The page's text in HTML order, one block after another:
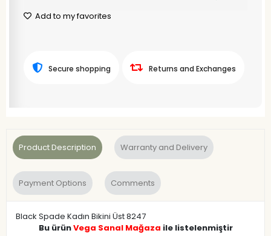
Add to my favorites
Secure shopping Returns and Exchanges
Product Description Warranty and Delivery
Payment Options Comments
Black Spade Kadın Bikini Üst 8247
Bu ürünVega Sanal Mağaza ile listelenmiştir